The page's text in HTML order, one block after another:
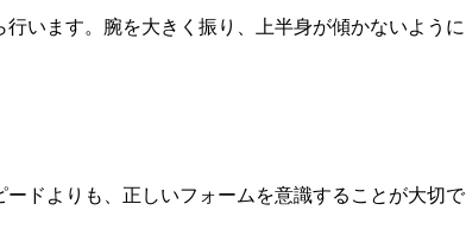
行います。腕を大きく振り、上半身が傾かないように
ドよりも、正しいフォームを意識することが大切で